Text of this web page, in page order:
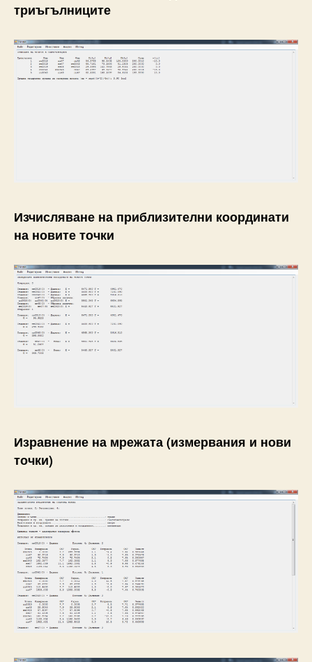
триъгълниците
Изчисляване на приблизителни координати
на новите точки
Изравнение на мрежата (измервания и нови
точки)